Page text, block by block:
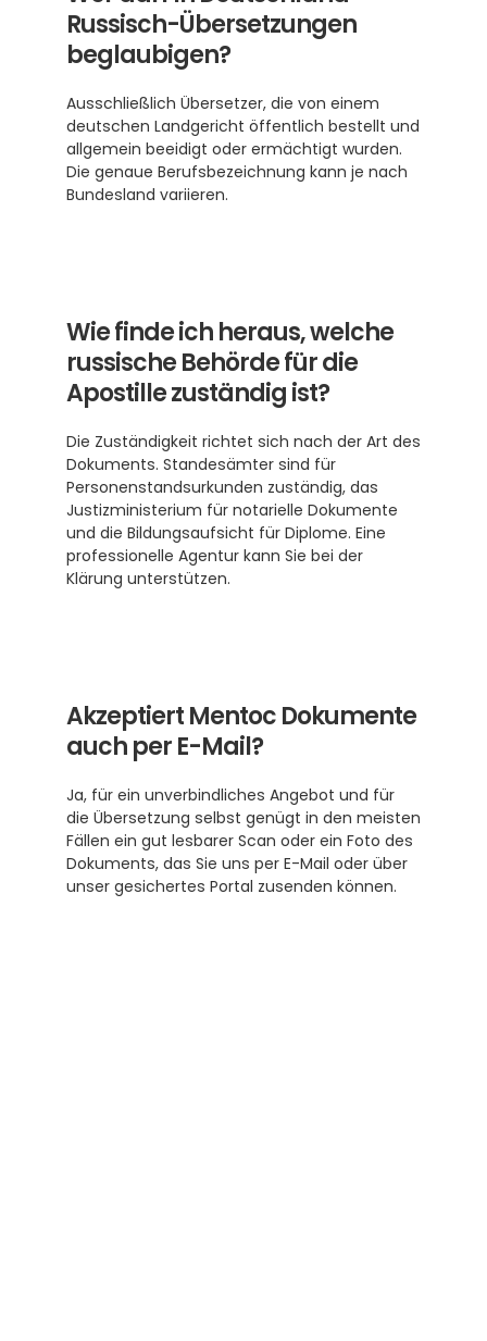
Russisch-Übersetzungen
beglaubigen?
Ausschließlich Übersetzer, die von einem
deutschen Landgericht öffentlich bestellt und
allgemein beeidigt oder ermächtigt wurden.
Die genaue Berufsbezeichnung kann je nach
Bundesland variieren.
Wie finde ich heraus, welche
russische Behörde für die
Apostille zuständig ist?
Die Zuständigkeit richtet sich nach der Art des
Dokuments. Standesämter sind für
Personenstandsurkunden zuständig, das
Justizministerium für notarielle Dokumente
und die Bildungsaufsicht für Diplome. Eine
professionelle Agentur kann Sie bei der
Klärung unterstützen.
Akzeptiert Mentoc Dokumente
auch per E-Mail?
Ja, für ein unverbindliches Angebot und für
die Übersetzung selbst genügt in den meisten
Fällen ein gut lesbarer Scan oder ein Foto des
Dokuments, das Sie uns per E-Mail oder über
unser gesichertes Portal zusenden können.